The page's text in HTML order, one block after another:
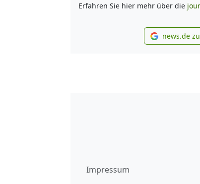
Erfahren Sie hier mehr über die
news.de
Impressum